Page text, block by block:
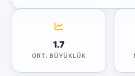
1.7
ORT. BÜYÜKLÜK